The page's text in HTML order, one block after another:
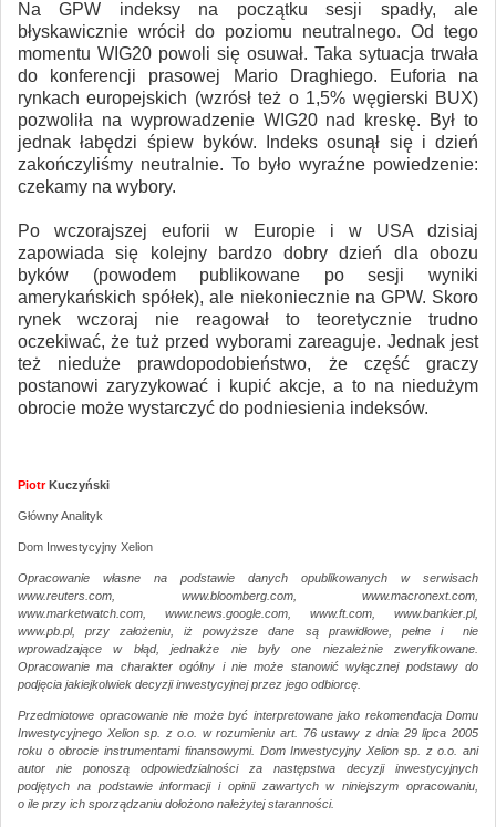
Na GPW indeksy na początku sesji spadły, ale
błyskawicznie wrócił do poziomu neutralnego. Od tego
momentu WIG20 powoli się osuwał. Taka sytuacja trwała
do konferencji prasowej Mario Draghiego. Euforia na
rynkach europejskich (wzrósł też o 1,5% węgierski BUX)
pozwoliła na wyprowadzenie WIG20 nad kreskę. Był to
jednak łabędzi śpiew byków. Indeks osunął się i dzień
zakończyliśmy neutralnie. To było wyraźne powiedzenie:
czekamy na wybory.
Po wczorajszej euforii w Europie i w USA dzisiaj
zapowiada się kolejny bardzo dobry dzień dla obozu
byków (powodem publikowane po sesji wyniki
amerykańskich spółek), ale niekoniecznie na GPW. Skoro
rynek wczoraj nie reagował to teoretycznie trudno
oczekiwać, że tuż przed wyborami zareaguje. Jednak jest
też nieduże prawdopodobieństwo, że część graczy
postanowi zaryzykować i kupić akcje, a to na niedużym
obrocie może wystarczyć do podniesienia indeksów.
PiotrKuczyński
Główny Analityk
Dom Inwestycyjny Xelion
Opracowanie własne na podstawie danych opublikowanych w serwisach
www.reuters.com, www.bloomberg.com, www.macronext.com,
www.marketwatch.com, www.news.google.com, www.ft.com, www.bankier.pl,
www.pb.pl, przy założeniu, iż powyższe dane są prawidłowe, pełne i nie
wprowadzające w błąd, jednakże nie były one niezależnie zweryfikowane.
Opracowanie ma charakter ogólny i nie może stanowić wyłącznej podstawy do
podjęcia jakiejkolwiek decyzji inwestycyjnej przez jego odbiorcę.
Przedmiotowe opracowanie nie może być interpretowane jako rekomendacja Domu
Inwestycyjnego Xelion sp. z o.o. w rozumieniu art. 76 ustawy z dnia 29 lipca 2005
roku o obrocie instrumentami finansowymi. Dom Inwestycyjny Xelion sp. z o.o. ani
autor nie ponoszą odpowiedzialności za następstwa decyzji inwestycyjnych
podjętych na podstawie informacji i opinii zawartych w niniejszym opracowaniu,
o ile przy ich sporządzaniu dołożono należytej staranności.